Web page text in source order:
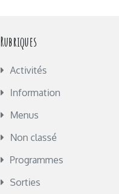
Rubriques
Activités
Information
Menus
Non classé
Programmes
Sorties